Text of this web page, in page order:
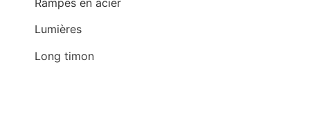
Lumières
Long timon